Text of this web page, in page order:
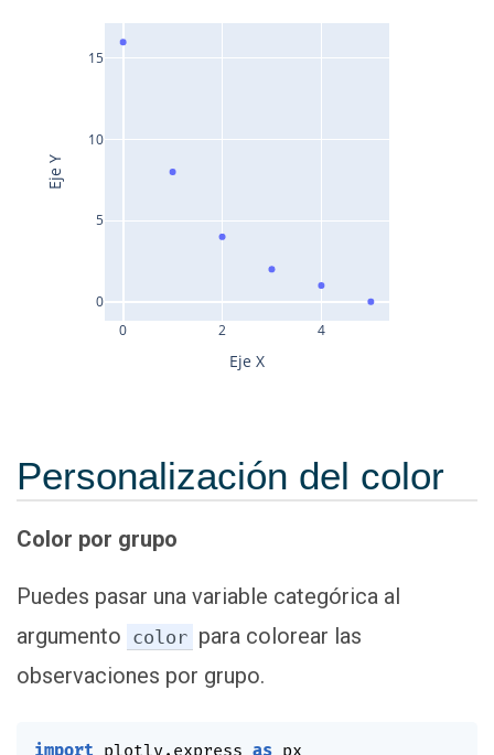
0 2 4
0
5
10
15
Eje X
Eje Y
Personalización del color
Color por grupo
Puedes pasar una variable categórica al
argumento color para colorear las
observaciones por grupo.
import plotly. express as